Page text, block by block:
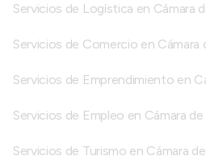
Servicios de Logística en Cámara
Servicios de Comercio en Cámara
Servicios de Emprendimiento en
Servicios de Empleo en Cámara de
Servicios de Turismo en Cámara